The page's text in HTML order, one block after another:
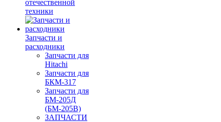
отечественной
техники
Запчасти и
расходники
Запчасти для
Hitachi
Запчасти для
БКМ-317
Запчасти для
БМ-205Д
(БМ-205В)
ЗАПЧАСТИ